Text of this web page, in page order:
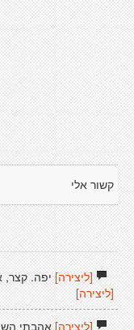
קשור אלי
[ליצירה]יפה. קצר,
[ליצירה]
[ליצירה]אהבתי